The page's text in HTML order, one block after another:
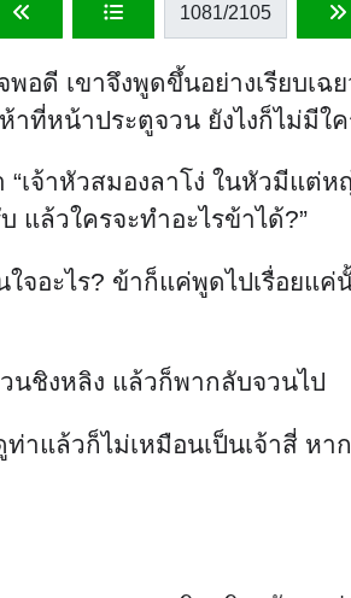
1081/2105
อดี เขาจึงพูดขึ้นอย่างเรียบเ
ที่หน้าประตูจวน ยังไงก็ไม่มีใค
เจ้าหัวสมองลาโง่ ในหัวมีแต่
แล้วใครจะทำอะไรข้าได้?”
จอะไร? ข้าก็แค่พูดไปเรื่อยแ
นชิงหลิง แล้วก็พากลับจวนไป
าแล้วก็ไม่เหมือนเป็นเจ้าสี่ ห